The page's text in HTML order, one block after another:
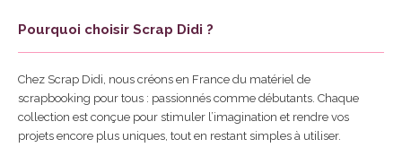
Pourquoi choisir Scrap Didi ?
Chez Scrap Didi, nous créons en France du matériel de
scrapbooking pour tous : passionnés comme débutants. Chaque
collection est conçue pour stimuler l’imagination et rendre vos
projets encore plus uniques, tout en restant simples à utiliser.